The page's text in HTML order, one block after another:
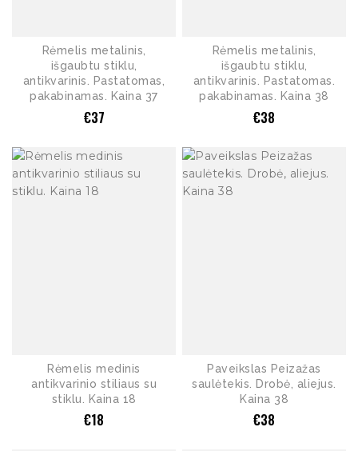
Rėmelis metalinis,
išgaubtu stiklu,
antikvarinis. Pastatomas,
pakabinamas. Kaina 37
€37
Rėmelis metalinis,
išgaubtu stiklu,
antikvarinis. Pastatomas.
pakabinamas. Kaina 38
€38
Rėmelis medinis
antikvarinio stiliaus su
stiklu. Kaina 18
€18
Paveikslas Peizažas
saulėtekis. Drobė, aliejus.
Kaina 38
€38